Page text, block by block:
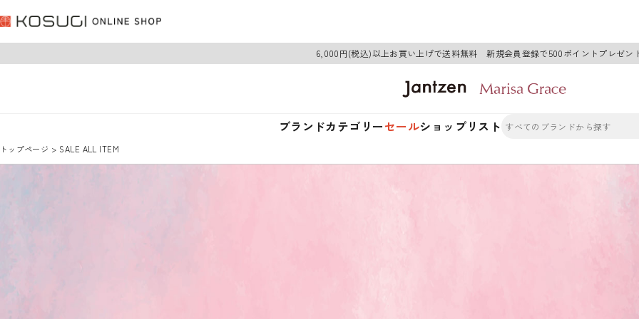
6,000円(税込)以上お買い上げで送料無料 新規会員登録で500ポイントプレゼン
ブランドカテゴリーセールショップリスト
トップページ SALE ALL ITEM